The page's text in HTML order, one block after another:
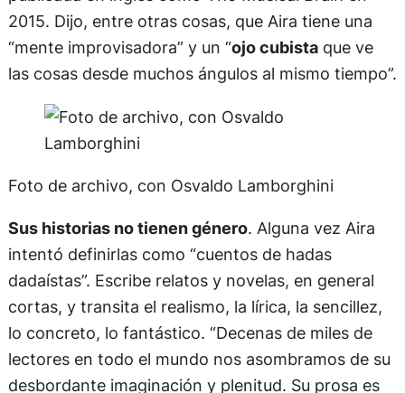
2015. Dijo, entre otras cosas, que Aira tiene una
“mente improvisadora” y un “ojo cubistaque ve
las cosas desde muchos ángulos al mismo tiempo”.
Foto de archivo, con Osvaldo Lamborghini
Sus historias no tienen género. Alguna vez Aira
intentó definirlas como “cuentos de hadas
dadaístas”. Escribe relatos y novelas, en general
cortas, y transita el realismo, la lírica, la sencillez,
lo concreto, lo fantástico. “Decenas de miles de
lectores en todo el mundo nos asombramos de su
desbordante imaginación y plenitud. Su prosa es